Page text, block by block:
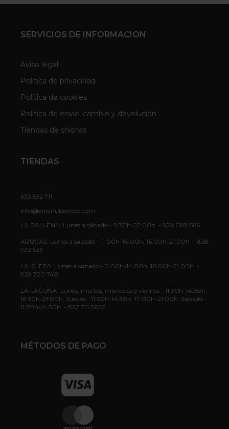
SERVICIOS DE INFORMACION
Aviso legal
Política de privacidad
Política de cookies
Política de envío, cambio y devolución
Tiendas de shishas
TIENDAS
633 592 711
info@enlanubeshop.com
LA BALLENA: Lunes a sábado - 9:30h-22:00h. - 928 098 666
ARUCAS: Lunes a sábado - 11:00h-14:00h, 16:00h-21:00h. - 828
732 533
LA ISLETA: Lunes a sábado - 11:00h-14:00h, 16:00h-21:00h. -
928 720 740
LA LAGUNA: Lunes, martes, miércoles y viernes - 11:30h-14:30h,
16:30h-21:00h. Jueves - 11:30h-14:30h, 17:00h-21:00h. Sábado -
11:30h-14:30h. - 822 70 36 52
MÉTODOS DE PAGO